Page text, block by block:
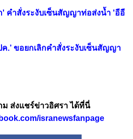
' คำสั่งระงับเซ็นสัญญาท่อส่งน้ำ 'อีอี
ค.’ ขอยกเลิกคำสั่งระงับเซ็นสัญญา
ส่งแชร์ข่าวอิศรา ได้ที่นี่
isranewsfanpage